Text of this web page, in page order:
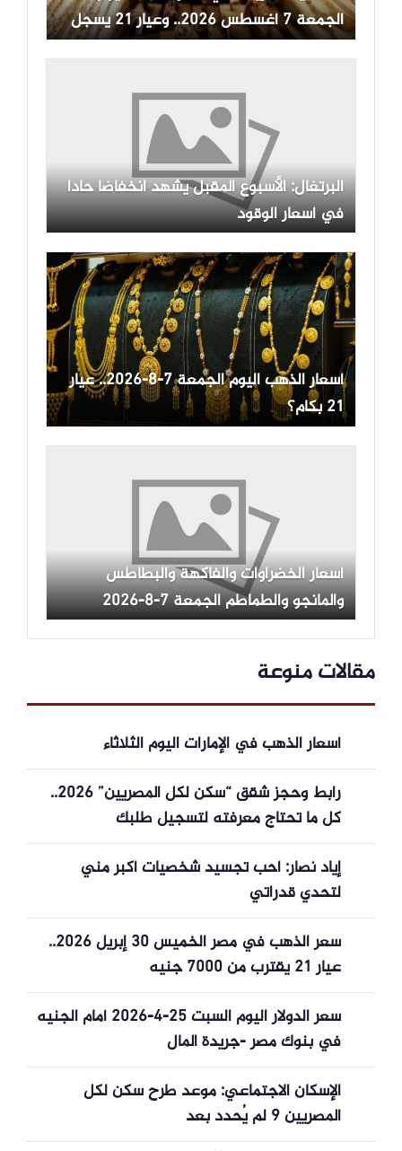
الجمعة 7 أغسطس 2026.. وعيار 21 يسجل
5970 جنيها
البرتغال: الأسبوع المقبل يشهد انخفاضا حادا
في أسعار الوقود
أسعار الذهب اليوم الجمعة 7-8-2026.. عيار
21 بكام؟
أسعار الخضراوات والفاكهة والبطاطس
والمانجو والطماطم الجمعة 7-8-2026
-جريدة المال
مقالات منوعة
أسعار الذهب في الإمارات اليوم الثلاثاء
رابط وحجز شقق “سكن لكل المصريين” 2026..
كل ما تحتاج معرفته لتسجيل طلبك
إياد نصار: أحب تجسيد شخصيات أكبر مني
لتحدي قدراتي
سعر الذهب في مصر الخميس 30 إبريل 2026..
عيار 21 يقترب من 7000 جنيه
سعر الدولار اليوم السبت 25-4-2026 أمام الجنيه
في بنوك مصر -جريدة المال
الإسكان الاجتماعي: موعد طرح سكن لكل
المصريين 9 لم يُحدد بعد